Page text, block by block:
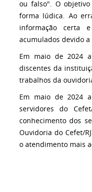
ou falso". O
forma lúdica. Ao
informação certa
acumulados devido
Em maio de 2024
discentes da
trabalhos da
Em maio de 2024
servidores do
conhecimento dos
Ouvidoria do Cefet/
o atendimento mais